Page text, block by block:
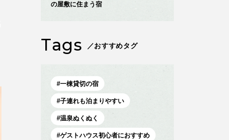
の屋敷に住まう宿
Tags ／おすすめタグ
一棟貸切の宿
子連れも泊まりやすい
温泉ぬくぬく
ゲストハウス初心者におすすめ